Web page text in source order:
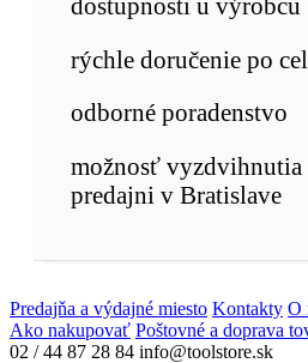
rýchle doručenie po
odborné poradenstvo
možnosť vyzdvihnutia
predajni v Bratislave
Predajňa a výdajné miesto Kontakty O
Ako nakupovať Poštovné a doprava
02 / 44 87 28 84 info@toolstore.sk